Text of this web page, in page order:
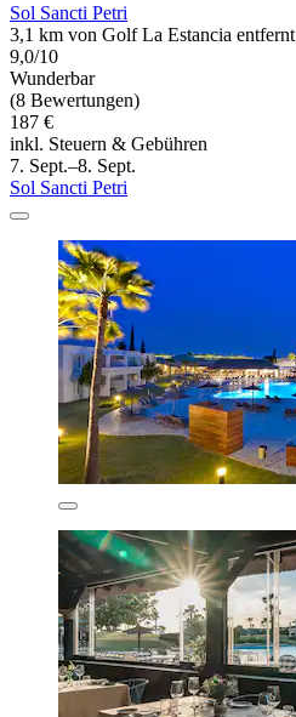
Sol Sancti Petri
3,1 km von Golf La Estancia entfernt
9,0/10
Wunderbar
(8 Bewertungen)
187 €
inkl. Steuern & Gebühren
7. Sept.–8. Sept.
Sol Sancti Petri